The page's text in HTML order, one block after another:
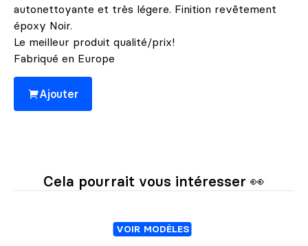
autonettoyante et très légere. Finition revêtement
époxy Noir.
Le meilleur produit qualité/prix!
Fabriqué en Europe
Ajouter
Cela pourrait vous intéresser 👀
VOIR MODÈLES